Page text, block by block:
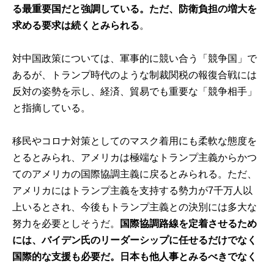
る最重要国だと強調している。ただ、防衛負担の増大を
求める要求は続くとみられる。
対中国政策については、軍事的に競い合う「競争国」で
あるが、トランプ時代のような制裁関税の報復合戦には
反対の姿勢を示し、経済、貿易でも重要な「競争相手」
と指摘している。
移民やコロナ対策としてのマスク着用にも柔軟な態度を
とるとみられ、アメリカは極端なトランプ主義からかつ
てのアメリカの国際協調主義に戻るとみられる。ただ、
アメリカにはトランプ主義を支持する勢力が7千万人以
上いるとされ、今後もトランプ主義との決別には多大な
努力を必要としそうだ。
国際協調路線を定着させるため
には、バイデン氏のリーダーシップに任せるだけでなく
国際的な支援も必要だ。日本も他人事とみるべきでなく